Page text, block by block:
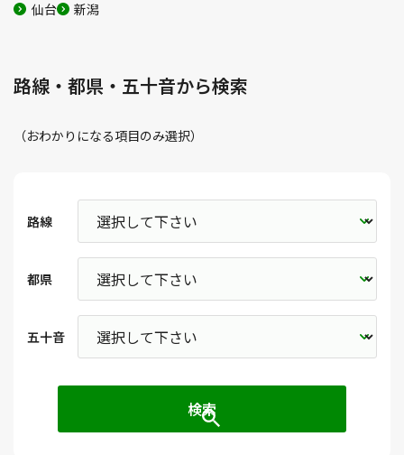
仙台 新潟
路線・都県・五十音から検索
（おわかりになる項目のみ選択）
路線
都県
五十音